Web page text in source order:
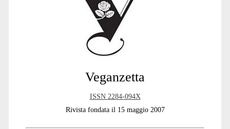
Veganzetta
ISSN 2284-094X
Rivista fondata il 15 maggio 2007